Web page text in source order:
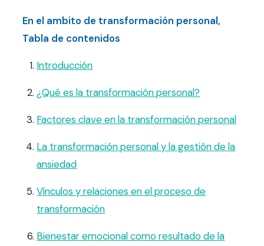
En el ambito de transformación personal,
Tabla de contenidos
Introducción
¿Qué es la transformación personal?
Factores clave en la transformación personal
La transformación personal y la gestión de la
ansiedad
Vínculos y relaciones en el proceso de
transformación
Bienestar emocional como resultado de la